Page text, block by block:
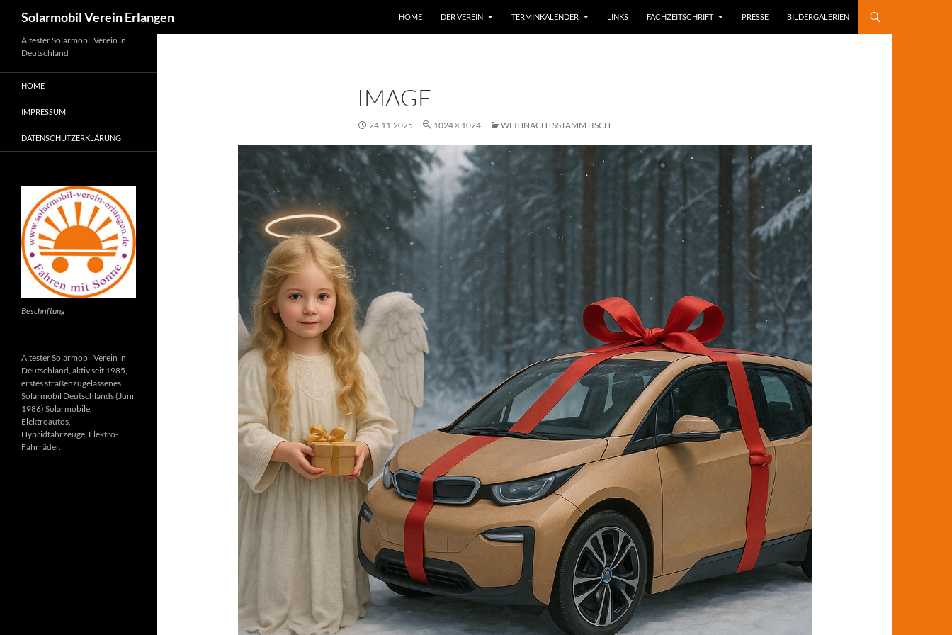
Zum
Inhalt
springen
Solarmobil Verein Erlangen HOME DER VEREIN TERMINKALENDER LINKS FACHZEITSCHRIFT PRESSE BILDERGALERIEN
IMAGE
24.11.2025 1024 × 1024 WEIHNACHTSSTAMMTISCH
Ältester Solarmobil Verein in
Deutschland
HOME
IMPRESSUM
DATENSCHUTZERKLÄRUNG
Beschriftung
Ältester Solarmobil Verein in
Deutschland, aktiv seit 1985,
erstes straßenzugelassenes
Solarmobil Deutschlands (Juni
1986) Solarmobile,
Elektroautos,
Hybridfahrzeuge, Elektro-
Fahrräder.